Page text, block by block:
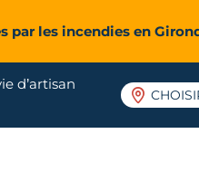
les incendies en
d’artisan